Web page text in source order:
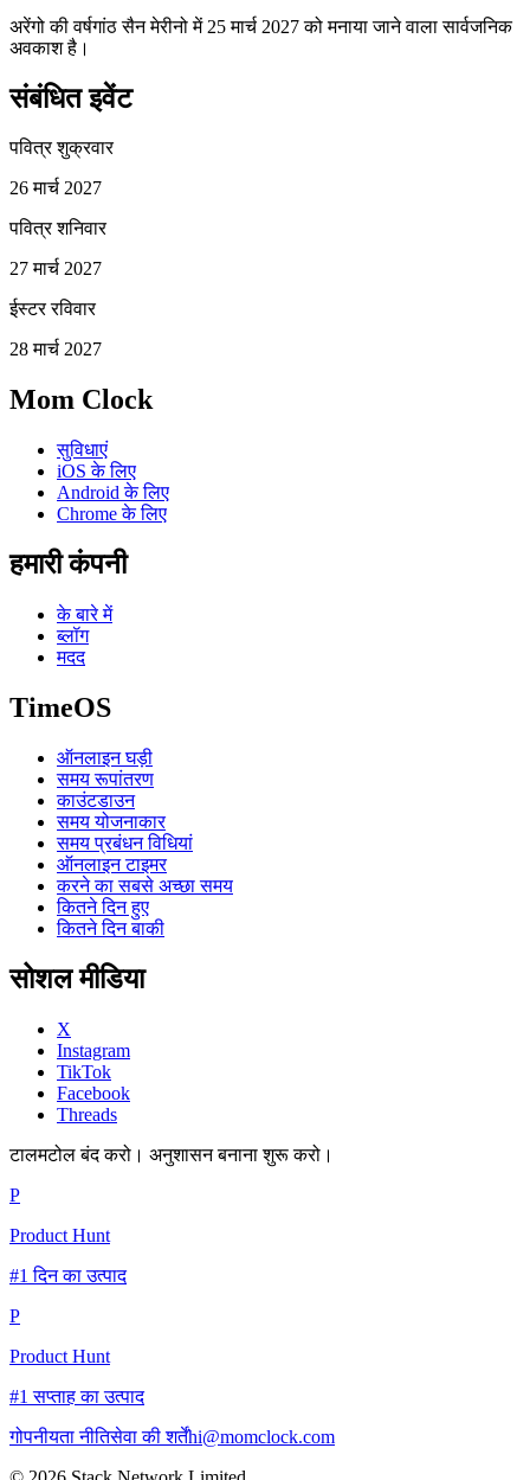
अरेंगो की वर्षगांठ सैन मेरीनो में 25 मार्च 2027 को मनाया जाने वाला सार्वजनिक
अवकाश है।
संबंधित इवेंट
पवित्र शुक्रवार
26 मार्च 2027
पवित्र शनिवार
27 मार्च 2027
ईस्टर रविवार
28 मार्च 2027
Mom Clock
सुविधाएं
iOS के लिए
Android के लिए
Chrome के लिए
हमारी कंपनी
के बारे में
ब्लॉग
मदद
TimeOS
ऑनलाइन घड़ी
समय रूपांतरण
काउंटडाउन
समय योजनाकार
समय प्रबंधन विधियां
ऑनलाइन टाइमर
करने का सबसे अच्छा समय
कितने दिन हुए
कितने दिन बाकी
सोशल मीडिया
X
Instagram
TikTok
Facebook
Threads
टालमटोल बंद करो। अनुशासन बनाना शुरू करो।
P
Product Hunt
#1 दिन का उत्पाद
P
Product Hunt
#1 सप्ताह का उत्पाद
गोपनीयता नीतिसेवा की शर्तेंhi@momclock.com